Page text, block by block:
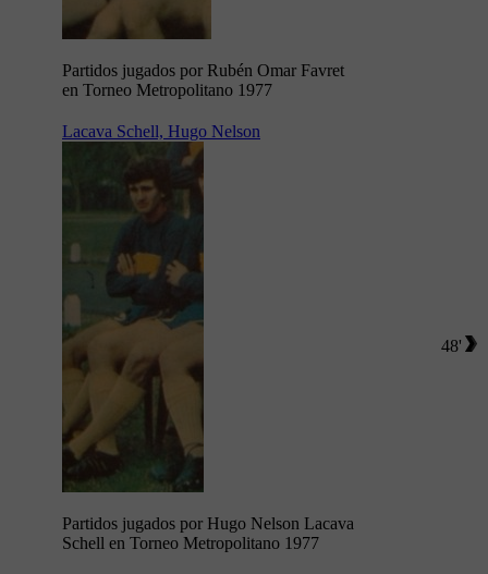
Partidos jugados por Rubén Omar Favret
en Torneo Metropolitano 1977
Lacava Schell, Hugo Nelson
Partidos jugados por Hugo Nelson Lacava
Schell en Torneo Metropolitano 1977
48'